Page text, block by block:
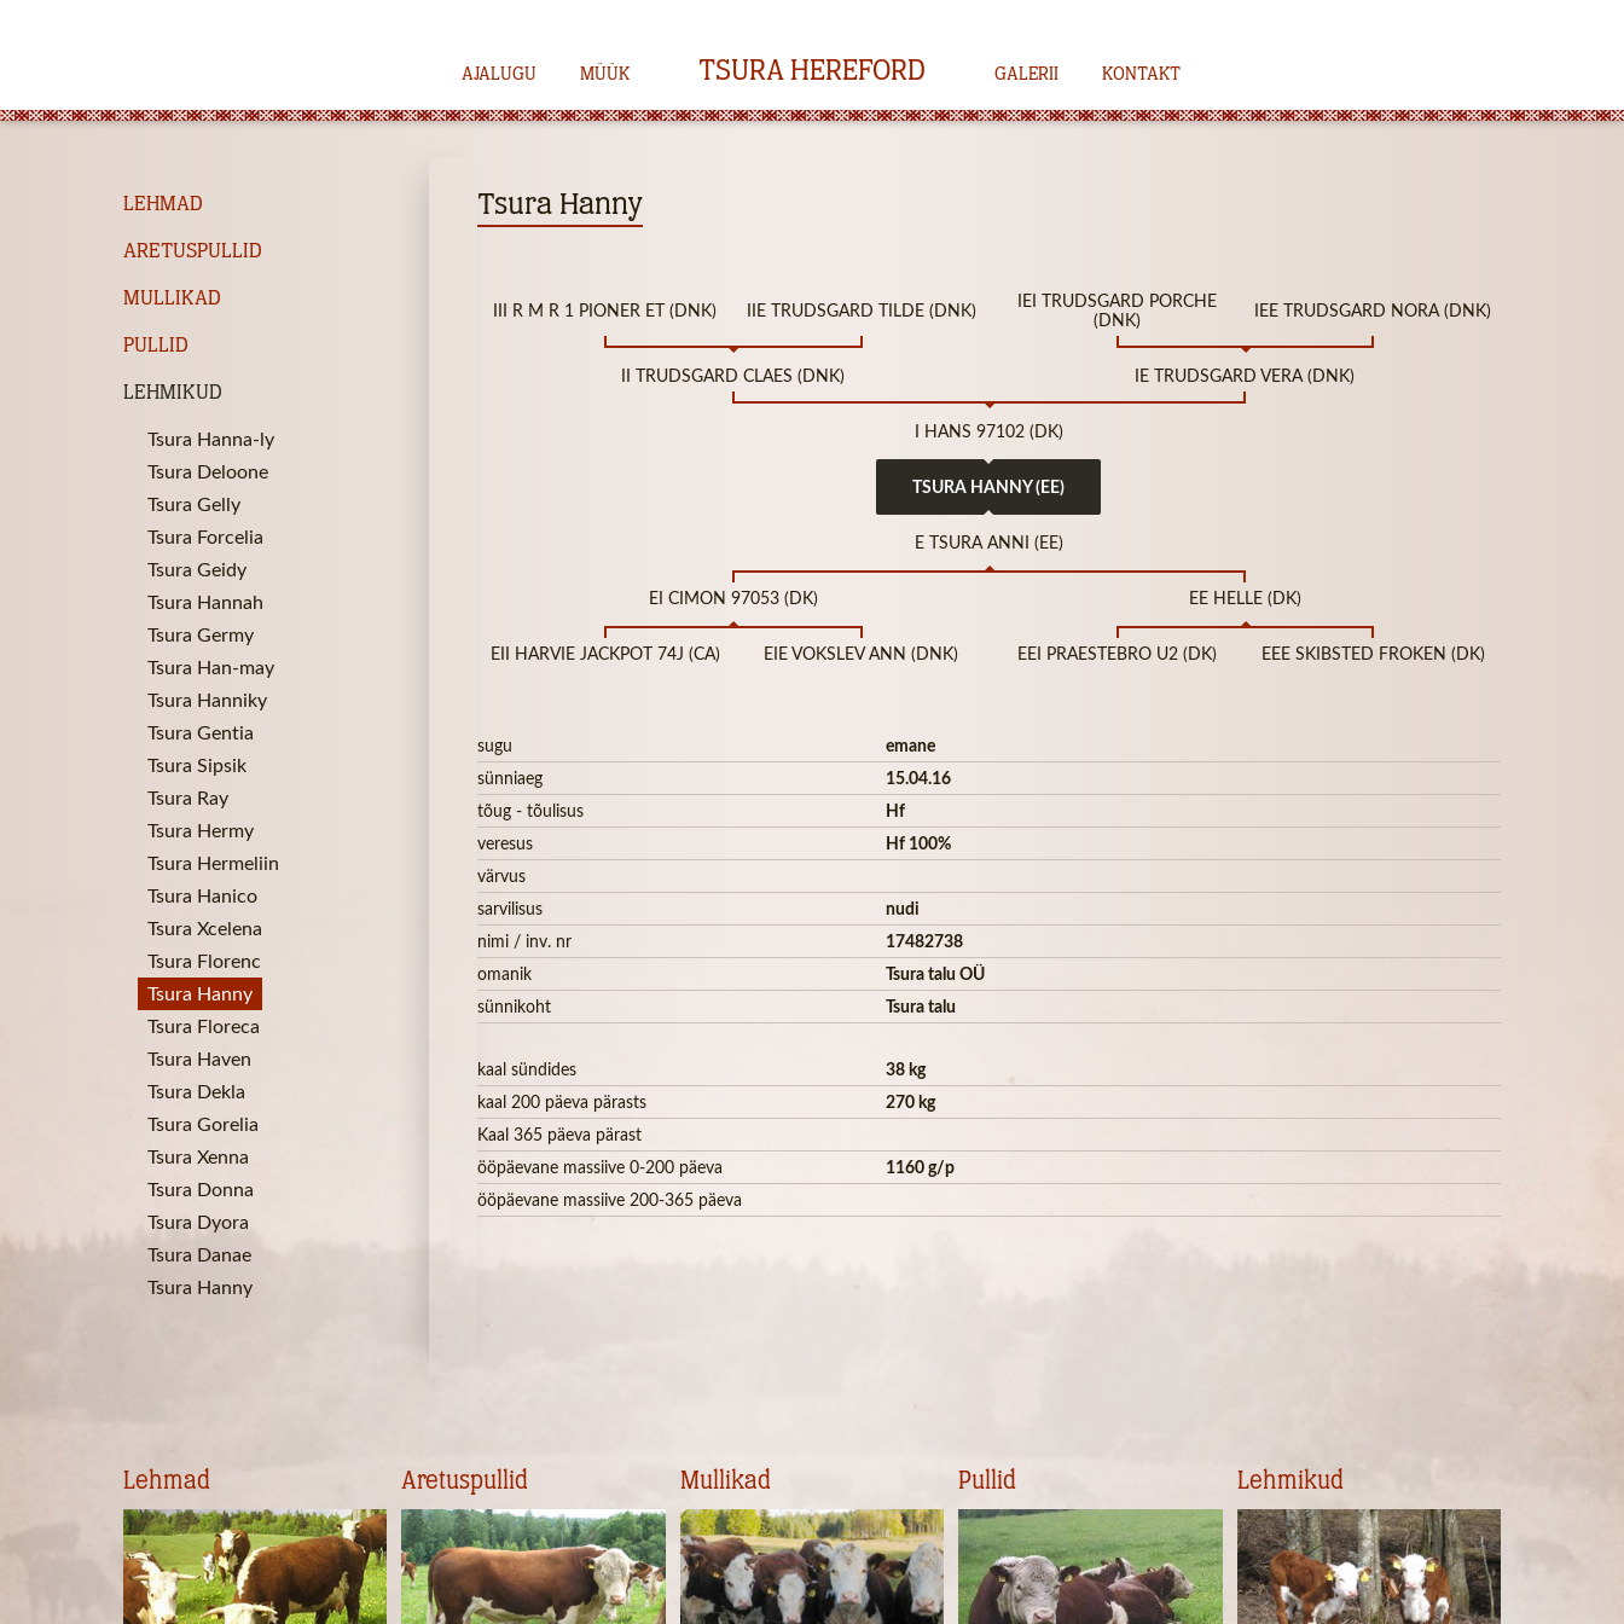
TSURA HEREFORD
AJALUGU MÜÜK GALERII KONTAKT
LEHMAD
ARETUSPULLID
MULLIKAD
PULLID
LEHMIKUD
Tsura Hanna-ly
Tsura Deloone
Tsura Gelly
Tsura Forcelia
Tsura Geidy
Tsura Hannah
Tsura Germy
Tsura Han-may
Tsura Hanniky
Tsura Gentia
Tsura Sipsik
Tsura Ray
Tsura Hermy
Tsura Hermeliin
Tsura Hanico
Tsura Xcelena
Tsura Florenc
Tsura Hanny
Tsura Floreca
Tsura Haven
Tsura Dekla
Tsura Gorelia
Tsura Xenna
Tsura Donna
Tsura Dyora
Tsura Danae
Tsura Hanny
Tsura Hanny
III R M R 1 PIONER ET (DNK) IIE TRUDSGARD TILDE (DNK)
IEI TRUDSGARD PORCHE
(DNK)
IEE TRUDSGARD NORA (DNK)
II TRUDSGARD CLAES (DNK) IE TRUDSGARD VERA (DNK)
I HANS 97102 (DK)
TSURA HANNY (EE)
E TSURA ANNI (EE)
EI CIMON 97053 (DK) EE HELLE (DK)
EII HARVIE JACKPOT 74J (CA) EIE VOKSLEV ANN (DNK) EEI PRAESTEBRO U2 (DK) EEE SKIBSTED FROKEN (DK)
sugu
emane
sünniaeg
15.04.16
tõug - tõulisus
Hf
veresus
Hf 100%
värvus
sarvilisus
nudi
nimi / inv. nr
17482738
omanik
Tsura talu OÜ
sünnikoht
Tsura talu
kaal sündides
38 kg
kaal 200 päeva pärasts
270 kg
Kaal 365 päeva pärast
ööpäevane massiive 0-200 päeva
1160 g/p
ööpäevane massiive 200-365 päeva
Lehmad Aretuspullid Mullikad Pullid Lehmikud